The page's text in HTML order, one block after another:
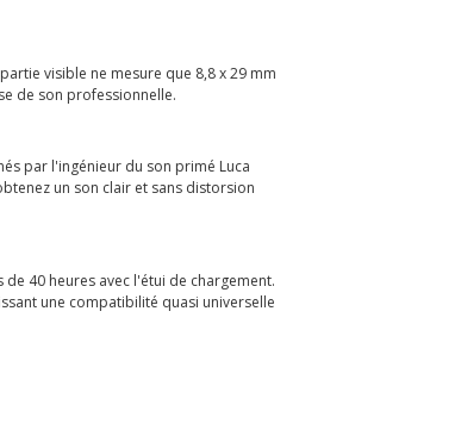
visible ne mesure que 8,8 x 29 mm
de son professionnelle.
par l'ingénieur du son primé Luca
un son clair et sans distorsion
40 heures avec l'étui de chargement.
une compatibilité quasi universelle